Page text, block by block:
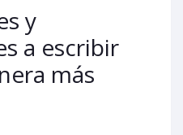
y
a escribir
más